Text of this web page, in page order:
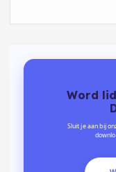
Word
Sluit je aan bij